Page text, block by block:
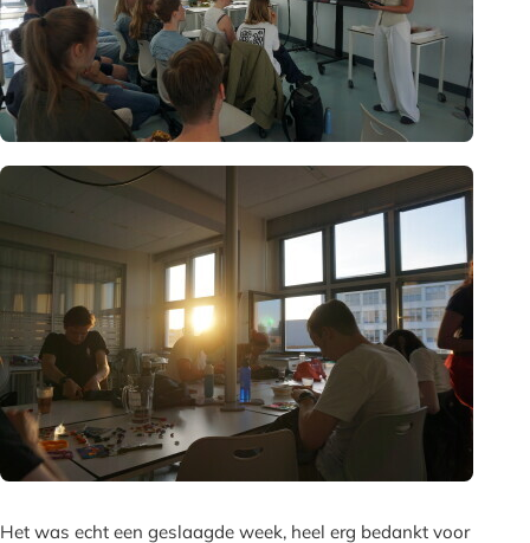
Het was echt een geslaagde week, heel erg bedankt voor